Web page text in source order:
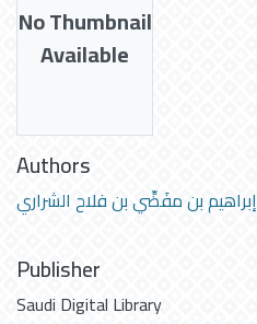
No Thumbnail
Available
Authors
إبراهيم بن مفَضِّي بن فلاح الشراري
Publisher
Saudi Digital Library